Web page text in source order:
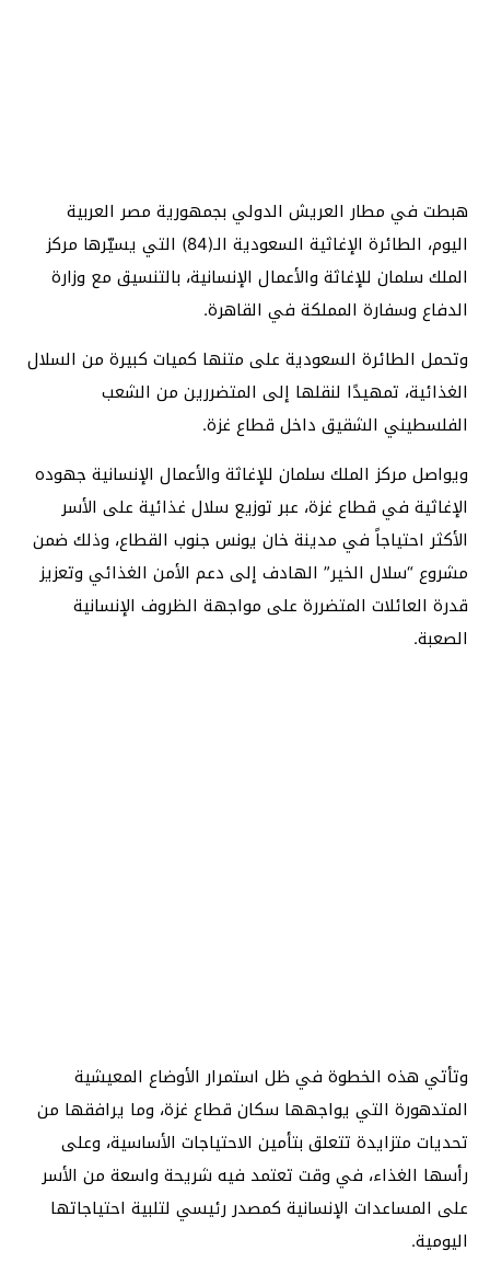
هبطت في مطار العريش الدولي بجمهورية مصر العربية
اليوم، الطائرة الإغاثية السعودية الـ(84) التي يسيّرها مركز
الملك سلمان للإغاثة والأعمال الإنسانية، بالتنسيق مع وزارة
الدفاع وسفارة المملكة في القاهرة.
وتحمل الطائرة السعودية على متنها كميات كبيرة من السلال
الغذائية، تمهيدًا لنقلها إلى المتضررين من الشعب
الفلسطيني الشقيق داخل قطاع غزة.
ويواصل مركز الملك سلمان للإغاثة والأعمال الإنسانية جهوده
الإغاثية في قطاع غزة، عبر توزيع سلال غذائية على الأسر
الأكثر احتياجاً في مدينة خان يونس جنوب القطاع، وذلك ضمن
مشروع “سلال الخير” الهادف إلى دعم الأمن الغذائي وتعزيز
قدرة العائلات المتضررة على مواجهة الظروف الإنسانية
الصعبة.
وتأتي هذه الخطوة في ظل استمرار الأوضاع المعيشية
المتدهورة التي يواجهها سكان قطاع غزة، وما يرافقها من
تحديات متزايدة تتعلق بتأمين الاحتياجات الأساسية، وعلى
رأسها الغذاء، في وقت تعتمد فيه شريحة واسعة من الأسر
على المساعدات الإنسانية كمصدر رئيسي لتلبية احتياجاتها
اليومية.